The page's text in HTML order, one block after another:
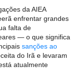
da AIEA
enfrentar grandes
falta de
— o que significa
sanções ao
do Irã e levaram
atualmente